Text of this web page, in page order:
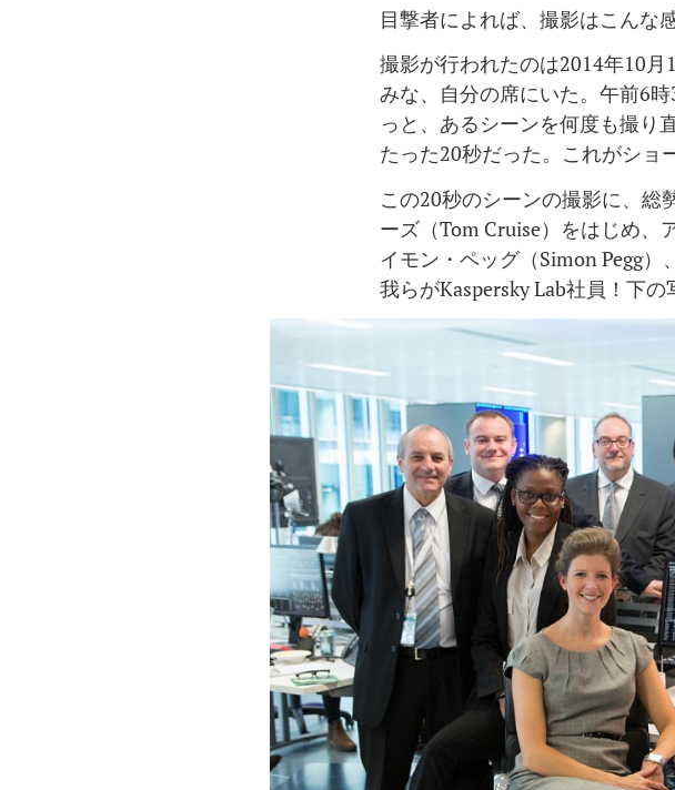
目撃者によれば、撮影はこんな
撮影が行われたのは2014年10
みな、自分の席にいた。午前6
っと、あるシーンを何度も撮り
たった20秒だった。これがショ
この20秒のシーンの撮影に、総
ーズ（Tom Cruise）をはじめ、
イモン・ペッグ（Simon Pegg
我らがKaspersky Lab社員！下の